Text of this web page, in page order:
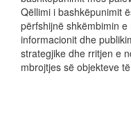
Qëllimi i bashkëpunimit
përfshijnë shkëmbimin
informacionit dhe
strategjike dhe rritjen e
mbrojtjes së objekteve